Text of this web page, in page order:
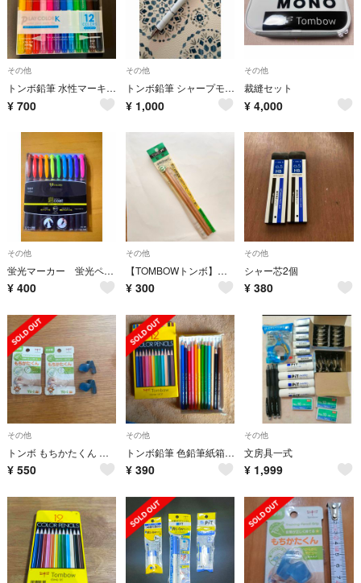
その他
トンボ鉛筆 水性マーキングペン プレイカラーK 12色セット Tombow-GC
¥ 700
その他
トンボ鉛筆 シャープモノグラフG42 ブルー パック Tombow-DPA-15
¥ 1,000
その他
裁縫セット
¥ 4,000
その他
蛍光マーカー 蛍光ペン10色
¥ 400
その他
【TOMBOWトンボ】木物語 HB鉛筆 2本セット
¥ 300
その他
シャー芯2個
¥ 380
その他
トンボ もちかたくん 右手用 2個セットND-KYR(1コ入)
¥ 550
その他
トンボ鉛筆 色鉛筆紙箱 12色
¥ 390
その他
文房具一式
¥ 1,999